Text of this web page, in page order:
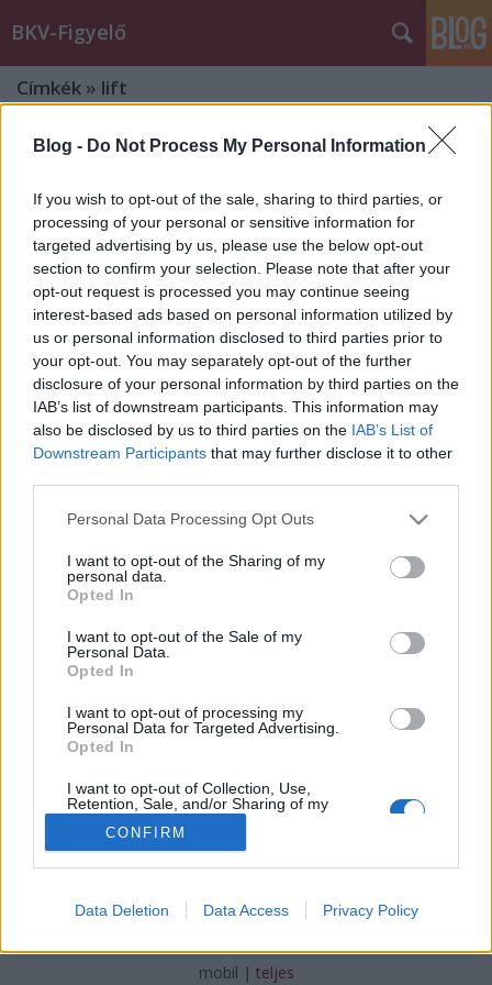
Blog - Do Not Process My Personal Information
If you wish to opt-out of the sale, sharing to third parties, or
processing of your personal or sensitive information for
targeted advertising by us, please use the below opt-out
section to confirm your selection. Please note that after your
opt-out request is processed you may continue seeing
interest-based ads based on personal information utilized by
us or personal information disclosed to third parties prior to
your opt-out. You may separately opt-out of the further
disclosure of your personal information by third parties on the
IAB’s list of downstream participants. This information may
also be disclosed by us to third parties on the IAB’s List of
Downstream Participants that may further disclose it to other
Please note that this website/app uses one or more Google
not limited to your visit or usage behaviour. You may click to
grant or deny consent to Google and its third-party tags to
use your data for below specified purposes in below Google
consent section.
Personal Data Processing Opt Outs
I want to opt-out of the Sharing of my
personal data.
Opted In
I want to opt-out of the Sale of my
Personal Data.
Opted In
I want to opt-out of processing my
Personal Data for Targeted Advertising.
Opted In
I want to opt-out of Collection, Use,
Retention, Sale, and/or Sharing of my
Personal Data that Is Unrelated with the
Purposes for which it was collected.
Opted Out
CONFIRM
Data Deletion Data Access Privacy Policy
BKV-Figyelő
Címkék » lift
BKK: A Köki Terminál beruházója
BKV figyelő.hu•2012. június 13.
Június 4-én "Hetek óta nem működik a mozgólépcső
Kőbánya-Kispesten" címmel megjelent
bejegyzésünkben egy olvasónk arra panaszkodott,
hogy a BKV hetek óta képtelen megjavíttatni a KÖKI
metróállomáson lévő mozgólépcsőt és a
buszpályaudvarhoz tartozó liftet. A bejegyzésre…
Két hónapja képtelenek beüzemelni
a lifteket és a mozgólépcsőket az új
KÖKI végállomáson
BKV figyelő.hu•2011. november 29.
BKK átadta a forgalomnak az buszpályaudvart a
KÖKI Terminál alatt. Ez az idő nem volt elég arra,
lifteket és mozgólépcsőket átadják a forgalomnak.
Az egész azért vérlázító, mert…
SÜTI BEÁLLÍTÁSOK MÓDOSÍTÁSA
mobil | teljes